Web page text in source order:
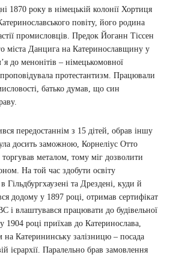
1870 року в німецькій колонії Хортиця
повіту, його родина
промисловців. Предок Йоганн Тіссен
міста Данцига на Катеринославщину у
до менонітів – німецькомовної
проповідувала протестантизм. Працювали
батько думав, що син
передостаннім з 15 дітей, обрав іншу
досить заможною, Корнеліус Отто
металом, тому міг дозволити
На той час здобути освіту
Гільдбургхаузені та Дрездені, куди й
додому у 1897 році, отримав сертифікат
і влаштувався працювати до будівельної
1904 році приїхав до Катеринослава,
на Катерининську залізницю – посада
ієрархії. Паралельно брав замовлення